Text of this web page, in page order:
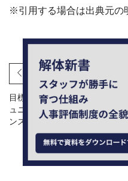
※引用する場合は出典元の
前の記事
目標達成のための戦略的コミ
ュニケーション【パフォーマ
ンス管理】とは？